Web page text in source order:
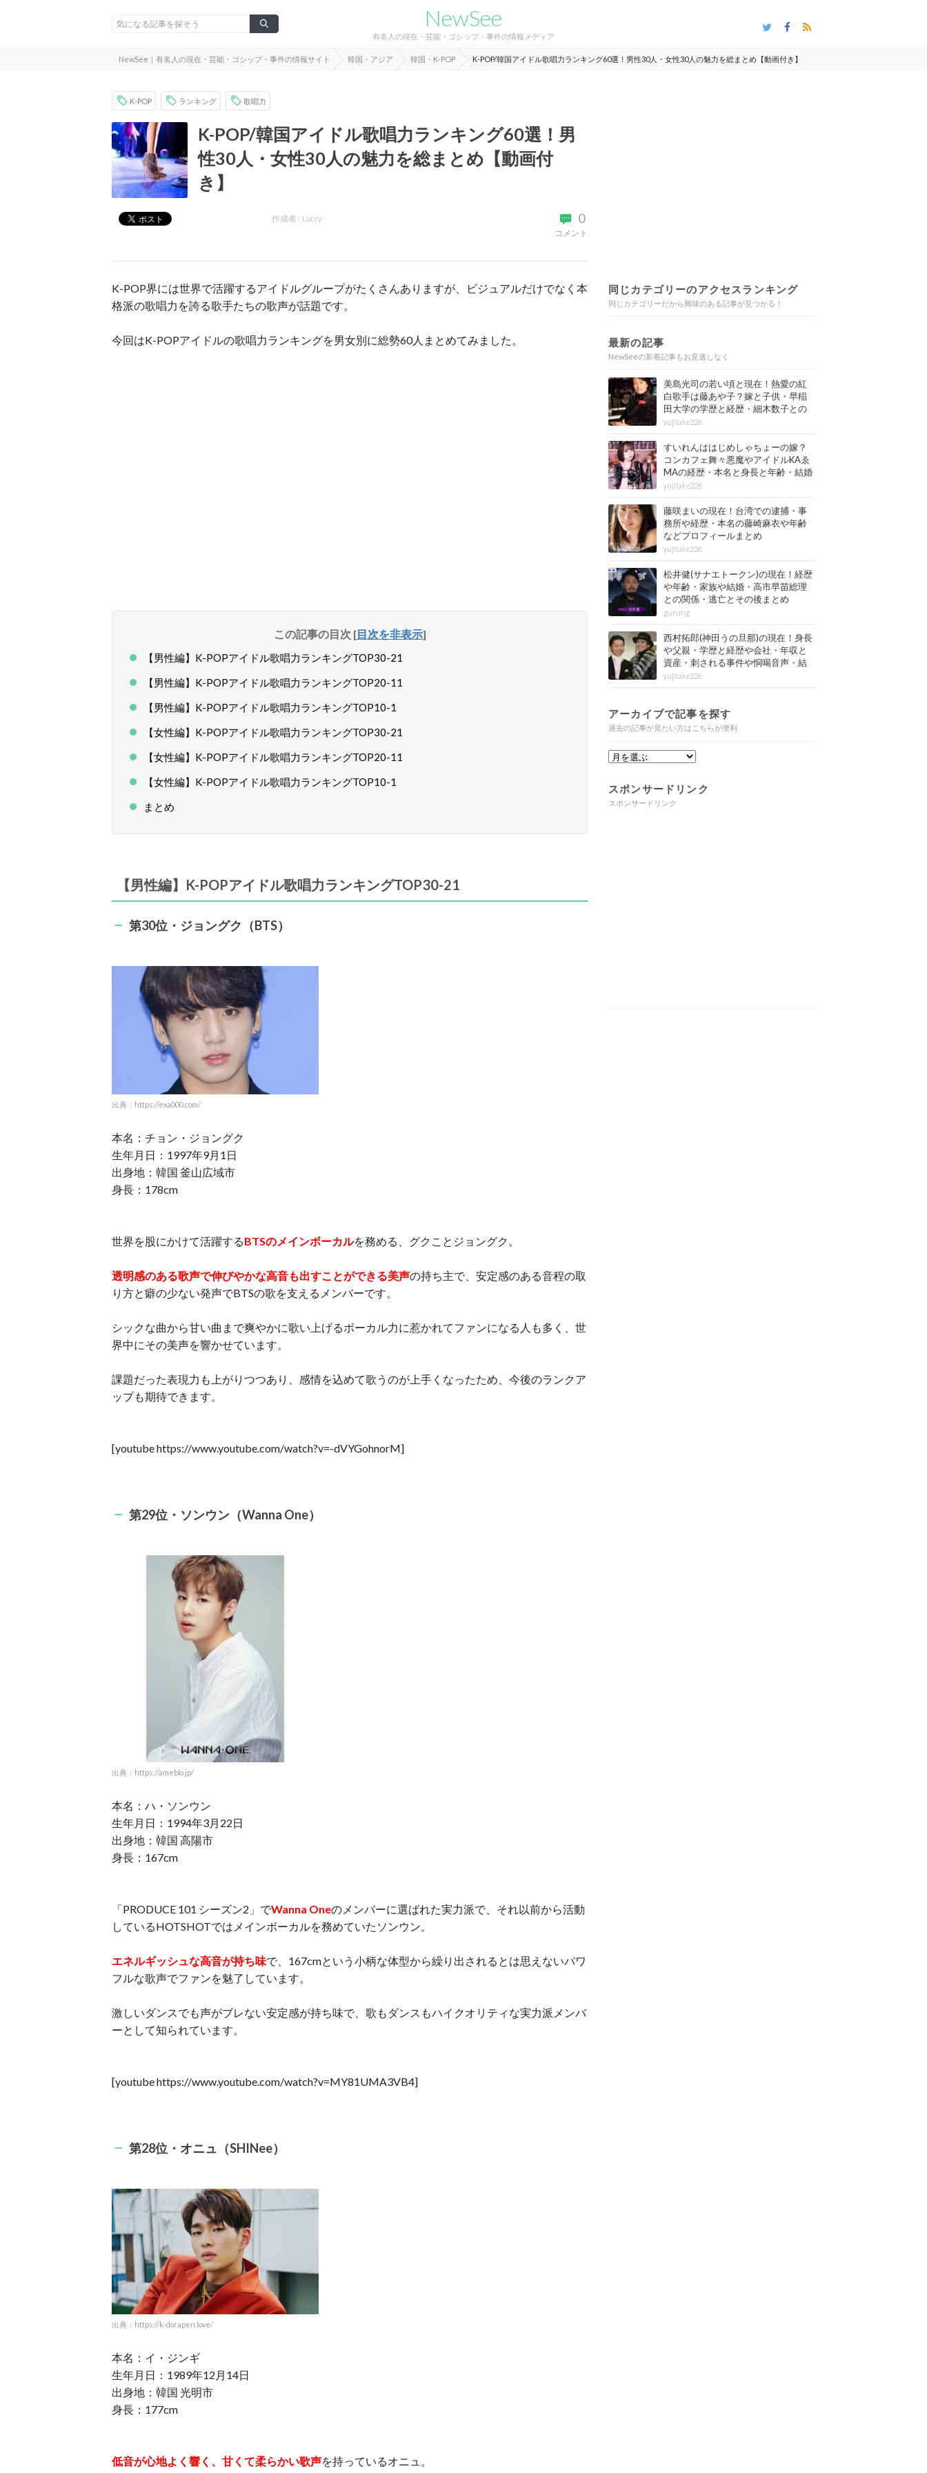
NewSee
有名人の現在・芸能・ゴシップ・事件の情報メディア
NewSee｜有名人の現在・芸能・ゴシップ・事件の情報サイト 韓国・アジア 韓国・K-POP K-POP/韓国アイドル歌唱力ランキング60選！男性30人・女性30人の魅力を総まとめ【動画付き】
K-POP ランキング 歌唱力
K-POP/韓国アイドル歌唱力ランキング60選！男
性30人・女性30人の魅力を総まとめ【動画付
き】
0
コメント
作成者 / Luccy
K-POP界には世界で活躍するアイドルグループがたくさんありますが、ビジュアルだけでなく本
格派の歌唱力を誇る歌手たちの歌声が話題です。
今回はK-POPアイドルの歌唱力ランキングを男女別に総勢60人まとめてみました。
この記事の目次 [目次を非表示]
【男性編】K-POPアイドル歌唱力ランキングTOP30-21
【男性編】K-POPアイドル歌唱力ランキングTOP20-11
【男性編】K-POPアイドル歌唱力ランキングTOP10-1
【女性編】K-POPアイドル歌唱力ランキングTOP30-21
【女性編】K-POPアイドル歌唱力ランキングTOP20-11
【女性編】K-POPアイドル歌唱力ランキングTOP10-1
まとめ
【男性編】K-POPアイドル歌唱力ランキングTOP30-21
第30位・ジョングク（BTS）
出典：https://exa000.com/
本名：チョン・ジョングク
生年月日：1997年9月1日
出身地：韓国 釜山広域市
身長：178cm
世界を股にかけて活躍するBTSのメインボーカルを務める、グクことジョングク。
透明感のある歌声で伸びやかな高音も出すことができる美声の持ち主で、安定感のある音程の取
り方と癖の少ない発声でBTSの歌を支えるメンバーです。
シックな曲から甘い曲まで爽やかに歌い上げるボーカル力に惹かれてファンになる人も多く、世
界中にその美声を響かせています。
課題だった表現力も上がりつつあり、感情を込めて歌うのが上手くなったため、今後のランクア
ップも期待できます。
[youtube https://www.youtube.com/watch?v=-dVYGohnorM]
第29位・ソンウン（Wanna One）
出典：https://ameblo.jp/
本名：ハ・ソンウン
生年月日：1994年3月22日
出身地：韓国 高陽市
身長：167cm
「PRODUCE 101 シーズン2」でWanna Oneのメンバーに選ばれた実力派で、それ以前から活動
しているHOTSHOTではメインボーカルを務めていたソンウン。
エネルギッシュな高音が持ち味で、167cmという小柄な体型から繰り出されるとは思えないパワ
フルな歌声でファンを魅了しています。
激しいダンスでも声がブレない安定感が持ち味で、歌もダンスもハイクオリティな実力派メンバ
ーとして知られています。
[youtube https://www.youtube.com/watch?v=MY81UMA3VB4]
第28位・オニュ（SHINee）
出典：https://k-dorapen.love/
本名：イ・ジンギ
生年月日：1989年12月14日
出身地：韓国 光明市
身長：177cm
低音が心地よく響く、甘くて柔らかい歌声を持っているオニュ。
同じカテゴリーのアクセスランキング
同じカテゴリーだから興味のある記事が見つかる！
最新の記事
NewSeeの新着記事もお見逃しなく
美島光司の若い頃と現在！熱愛の紅
白歌手は藤あや子？嫁と子供・早稲
田大学の学歴と経歴・細木数子との
確執もまとめ
yujitake226
すいれんははじめしゃちょーの嫁？
コンカフェ舞々悪魔やアイドルKAゑ
MAの経歴・本名と身長と年齢・結婚
情報もまとめ
yujitake226
藤咲まいの現在！台湾での逮捕・事
務所や経歴・本名の藤崎麻衣や年齢
などプロフィールまとめ
yujitake226
松井健(サナエトークン)の現在！経歴
や年齢・家族や結婚・高市早苗総理
との関係・逃亡とその後まとめ
gurung
西村拓郎(神田うの旦那)の現在！身長
や父親・学歴と経歴や会社・年収と
資産・刺される事件や恫喝音声・結
婚と子供や自宅・脳梗塞の病気もま
とめ
yujitake226
アーカイブで記事を探す
過去の記事が見たい方はこちらが便利
スポンサードリンク
スポンサードリンク